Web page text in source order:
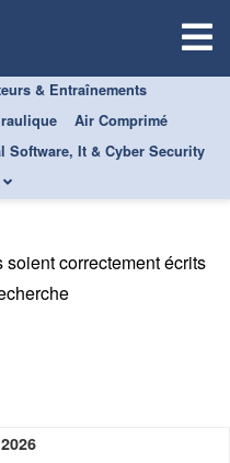
& Entraînements
Air Comprimé
Software, It & Cyber Security
correctement écrits